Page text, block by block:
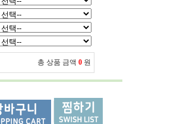
총 상품 금액 0 원